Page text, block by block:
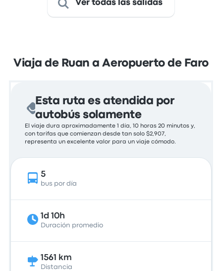
Ver todas las salidas
Viaja de Ruan a Aeropuerto de Faro
Esta ruta es atendida por
autobús solamente
El viaje dura aproximadamente 1 día, 10 horas 20 minutos y,
con tarifas que comienzan desde tan solo $2,907,
representa un excelente valor para un viaje cómodo.
5
bus por día
1d 10h
Duración promedio
1561 km
Distancia